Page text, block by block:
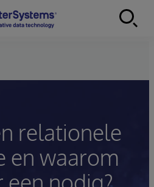
relationele
en waarom